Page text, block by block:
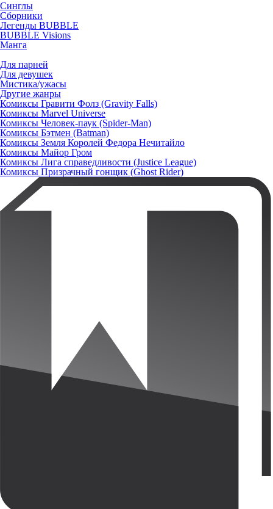
Синглы
Сборники
Легенды BUBBLE
BUBBLE Visions
Манга
Для парней
Для девушек
Мистика/ужасы
Другие жанры
Комиксы Гравити Фолз (Gravity Falls)
Комиксы Marvel Universe
Комиксы Человек-паук (Spider-Man)
Комиксы Бэтмен (Batman)
Комиксы Земля Королей Федора Нечитайло
Комиксы Майор Гром
Комиксы Лига справедливости (Justice League)
Комиксы Призрачный гонщик (Ghost Rider)